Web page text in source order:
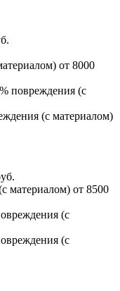
от 8000
повреждения (с
(с материалом)
материалом) от 8500
(с
(с